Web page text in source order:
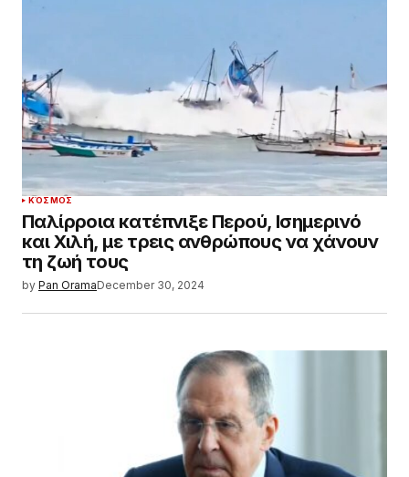
ΚΌΣΜΟΣ
Παλίρροια κατέπνιξε Περού, Ισημερινό
και Χιλή, με τρεις ανθρώπους να χάνουν
τη ζωή τους
by Pan OramaDecember 30, 2024